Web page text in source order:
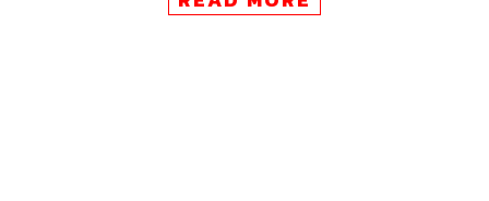
นิสัย และความสามารถค่อนทางติดลบด้วยซ้ำ ถึงขนาดบาง